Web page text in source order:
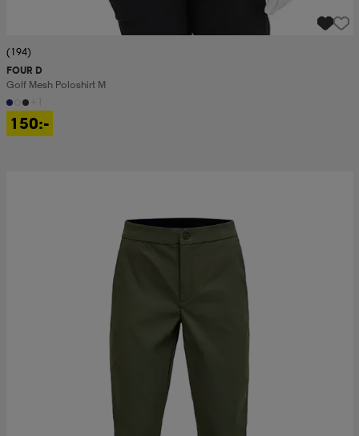
(194)
FOUR D
Golf Mesh Poloshirt M
150:-